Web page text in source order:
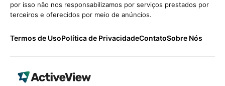
por isso não nos responsabilizamos por serviços prestados por
terceiros e oferecidos por meio de anúncios.
Termos de UsoPolítica de PrivacidadeContatoSobre Nós